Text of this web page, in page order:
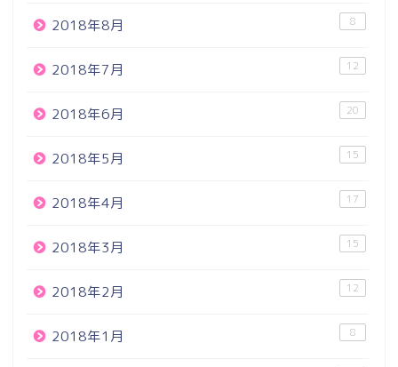
2018年8月 8
2018年7月 12
2018年6月 20
2018年5月 15
2018年4月 17
2018年3月 15
2018年2月 12
2018年1月 8